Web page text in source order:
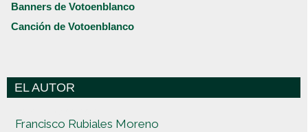
Banners de Votoenblanco
Canción de Votoenblanco
EL AUTOR
Francisco Rubiales Moreno